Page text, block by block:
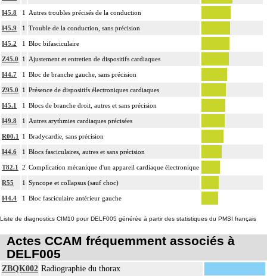
4
- pose et ablation des canules
- choix du niveau d'hypothermie
- choix du débit de CEC
- décision d'arrêt circulatoire
- décision d'assistance circulatoire.
La suture d'un vaisseau inclut l'angioplastie d'élargissement.
Le pontage artériel inclut la thromboendartériectomie de contigüité.
4
Les actes sur le thorax, par thoracoscopie incluent l'évacuation de collection
intrathoracique associée, la pose de drain pleural et/ou péricardique.
Les actes sur le thorax, par thoracotomie incluent l'évacuation de collection
intrathoracique associée, la pose de drain pleural et/ou péricardique.
Les actes avec dérivation vasculaire [shunt] incluent la pose d'une dérivation
4
durée sous ampli de brillance (chapitre 19) ne peuvent pas être facturés avec les
actes diagnostiques ou thérapeutiques de radiologie vasculaire
I45.8 1 Autres troubles précisés de la conduction
I45.9 1 Trouble de la conduction, sans précision
I45.2 1 Bloc bifasciculaire
Z45.0 1 Ajustement et entretien de dispositifs cardiaques
I44.7 1 Bloc de branche gauche, sans précision
Z95.0 1 Présence de dispositifs électroniques cardiaques
I45.1 1 Blocs de branche droit, autres et sans précision
I49.8 1 Autres arythmies cardiaques précisées
R00.1 1 Bradycardie, sans précision
I44.6 1 Blocs fasciculaires, autres et sans précision
T82.1 2 Complication mécanique d'un appareil cardiaque électronique
R55 1 Syncope et collapsus (sauf choc)
I44.4 1 Bloc fasciculaire antérieur gauche
Liste de diagnostics CIM10 pour DELF005 générée à partir des statistiques du PMSI français
Actes CCAM fréquemment associés à
DELF005
ZBQK002 Radiographie du thorax